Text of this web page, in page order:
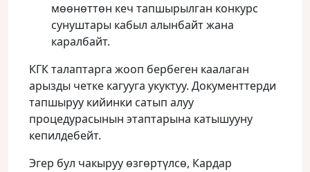
мөөнөттөн кеч тапшырылган конкурс
сунуштары кабыл алынбайт жана
каралбайт.
КГК талаптарга жооп бербеген каалаган
арызды четке кагууга укуктуу. Документтерди
тапшыруу кийинки сатып алуу
процедурасынын этаптарына катышууну
кепилдебейт.
Эгер бул чакыруу өзгөртүлсө, Кардар